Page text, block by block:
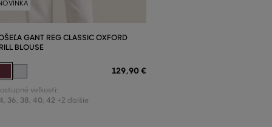
GANT REG CLASSIC OXFORD
BLOUSE
129,90 €
veľkosti:
, 36, 38, 40, 42 +2 ďalšie